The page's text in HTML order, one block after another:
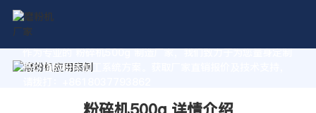
作为专业的 粉碎机500g 制造厂家，我们致力于为您量身定制
高价值的粉体加工系统方案。获取厂家直销报价及技术支持，